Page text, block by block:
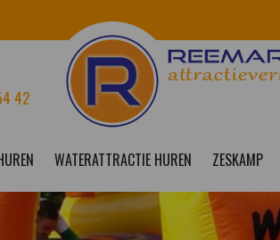
42
WATERATTRACTIE HUREN ZESKAMP